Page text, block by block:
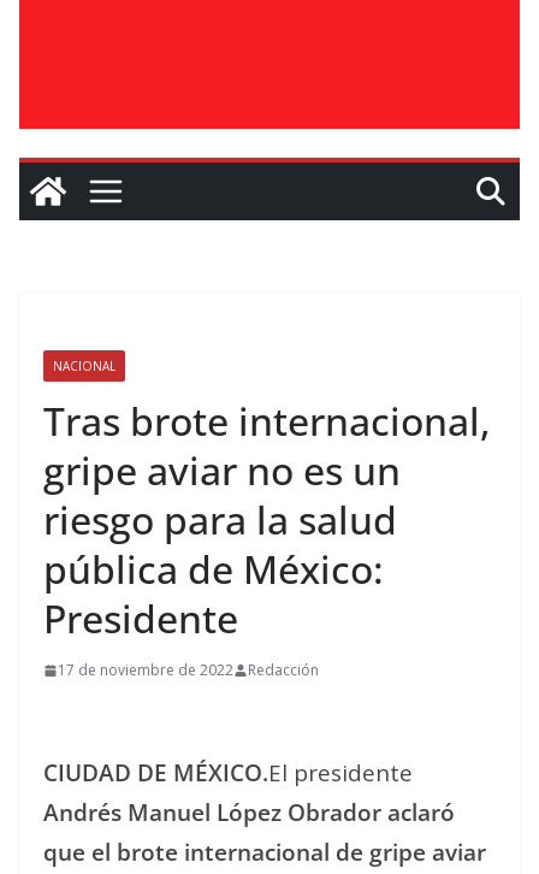
NACIONAL
Tras brote internacional,
gripe aviar no es un
riesgo para la salud
pública de México:
Presidente
17 de noviembre de 2022 Redacción
CIUDAD DE MÉXICO.El presidente
Andrés Manuel López Obrador aclaró
que el brote internacional de gripe aviar